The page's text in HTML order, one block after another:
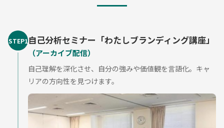
STEP1自己分析セミナー「わたしブランディング講座」
（アーカイブ配信）
自己理解を深化させ、自分の強みや価値観を言語化。キャ
リアの方向性を見つけます。